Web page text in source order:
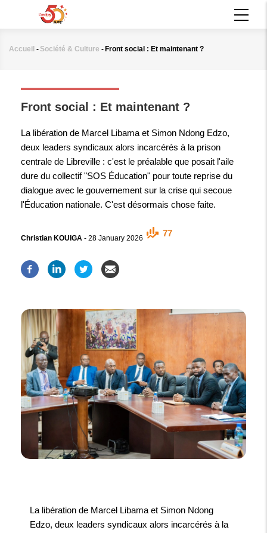
principal
Fil
Accueil - Société & Culture - Front social : Et maintenant ?
Front social : Et maintenant ?
La libération de Marcel Libama et Simon Ndong Edzo,
deux leaders syndicaux alors incarcérés à la prison
centrale de Libreville : c'est le préalable que posait l'aile
dure du collectif "SOS Éducation" pour toute reprise du
dialogue avec le gouvernement sur la crise qui secoue
l'Éducation nationale. C'est désormais chose faite.
Christian KOUIGA - 28 January 2026
77
La libération de Marcel Libama et Simon Ndong
Edzo, deux leaders syndicaux alors incarcérés à la